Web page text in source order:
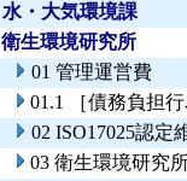
水・大気環境課
衛生環境研究所
01 管理運営費
01.1 ［債務負担
02 ISO17025認定
03 衛生環境研究